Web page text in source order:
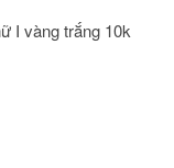
I vàng trắng 10k